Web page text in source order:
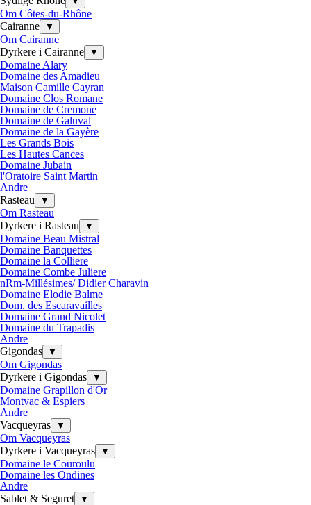
Om Côtes-du-Rhône
Cairanne
▼
Om Cairanne
Dyrkere i Cairanne
▼
Domaine Alary
Domaine des Amadieu
Maison Camille Cayran
Domaine Clos Romane
Domaine de Cremone
Domaine de Galuval
Domaine de la Gayère
Les Grands Bois
Les Hautes Cances
Domaine Jubain
l'Oratoire Saint Martin
Andre
Rasteau
▼
Om Rasteau
Dyrkere i Rasteau
▼
Domaine Beau Mistral
Domaine Banquettes
Domaine la Colliere
Domaine Combe Juliere
nRm-Millésimes/ Didier Charavin
Domaine Elodie Balme
Dom. des Escaravailles
Domaine Grand Nicolet
Domaine du Trapadis
Andre
Gigondas
▼
Om Gigondas
Dyrkere i Gigondas
▼
Domaine Grapillon d'Or
Montvac & Espiers
Andre
Vacqueyras
▼
Om Vacqueyras
Dyrkere i Vacqueyras
▼
Domaine le Couroulu
Domaine les Ondines
Andre
Sablet & Seguret
▼